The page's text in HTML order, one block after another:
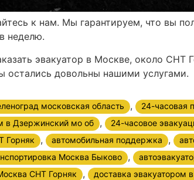
к нам. Мы гарантируем, что вы
неделю.
эвакуатор в Москве, около
остались довольны нашими услугами.
московская область , 24-часовая
в Дзержинский мо об , 24-часовое
Горняк , автомобильная поддержка ,
Москва Быково ,
СНТ Горняк , доставка эвакуатором